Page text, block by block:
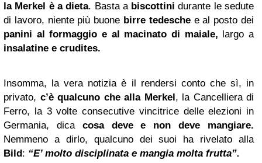
la Merkel è a dieta. Basta abiscottini durante le sedute
di lavoro, niente più buone birre tedeschee al posto dei
panini al formaggio e al macinato di maiale, largo a
insalatine e crudites.
Insomma, la vera notizia è il rendersi conto che sì, in
privato, c’è qualcuno che alla Merkel, la Cancelliera di
Ferro, la 3 volte consecutive vincitrice delle elezioni in
Germania, dica cosa deve e non deve mangiare.
Nemmeno a dirlo, qualcuno dei suoi ha rivelato alla
Bild: “E’ molto disciplinata e mangia molta frutta”.